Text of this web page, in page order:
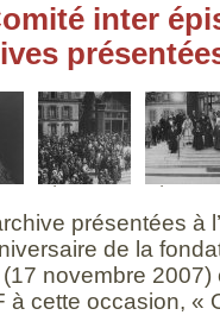
inter
Daru
auxiliaires,
Daru 1930
présentées à
de la
novembre
à cette occasion,